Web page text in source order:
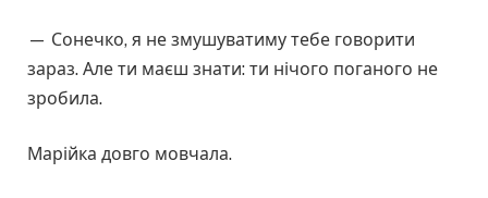
— Сонечко, я не змушуватиму тебе говорити
зараз. Але ти маєш знати: ти нічого поганого не
зробила.
Марійка довго мовчала.